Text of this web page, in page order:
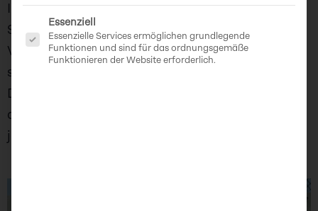
In einer Welt aus Beton und Glas gilt es, die
Stadt zurückzuerobern....mit Pflanzen!
Verwandle die triste Stadtlandschaft in eine
schöne Wiese, einen Wald oder einen
Dschungel und beobachte die Auswirkungen
auf die Anwohner*innen. Aber Vorsicht: Nicht
jede*r ist mit deinem Gärtnern zufrieden...
Es folgt eine Liste der Service-Gruppen, für
Essenziell
Essenzielle Services ermöglichen grundlegende
Funktionen und sind für das ordnungsgemäße
Funktionieren der Website erforderlich.